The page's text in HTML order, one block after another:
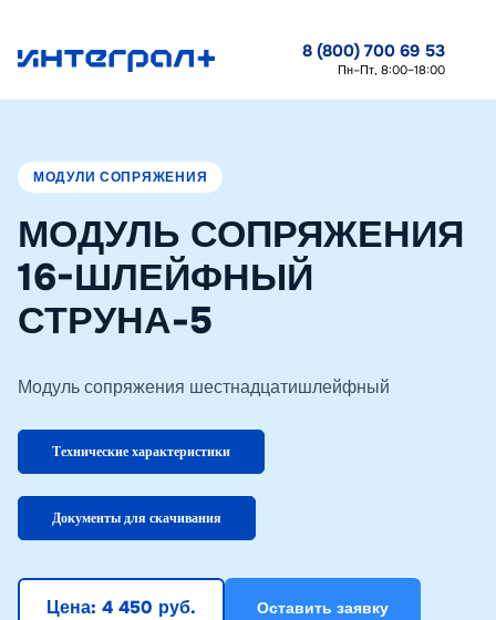
8 (800) 700 69 53
Пн–Пт, 8:00–18:00
МОДУЛИ СОПРЯЖЕНИЯ
МОДУЛЬ СОПРЯЖЕНИЯ
16-ШЛЕЙФНЫЙ
СТРУНА-5
Модуль сопряжения шестнадцатишлейфный
Технические характеристики
Документы для скачивания
Цена: 4 450 руб. Оставить заявку